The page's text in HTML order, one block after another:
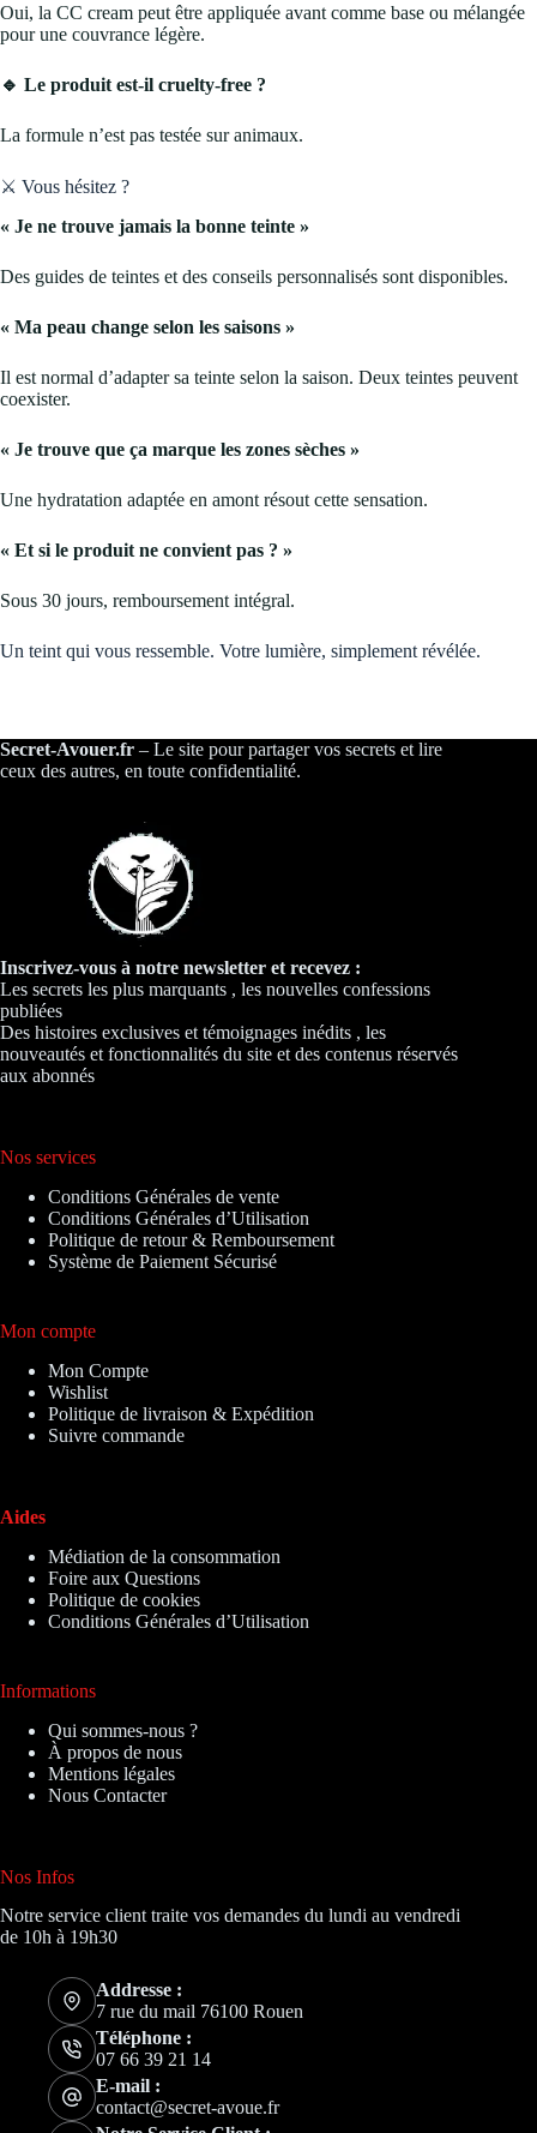
Oui, la CC cream peut être appliquée avant comme base ou mélangée
pour une couvrance légère.
🔹 Le produit est-il cruelty-free ?
La formule n’est pas testée sur animaux.
⚔️ Vous hésitez ?
« Je ne trouve jamais la bonne teinte »
Des guides de teintes et des conseils personnalisés sont disponibles.
« Ma peau change selon les saisons »
Il est normal d’adapter sa teinte selon la saison. Deux teintes peuvent
coexister.
« Je trouve que ça marque les zones sèches »
Une hydratation adaptée en amont résout cette sensation.
« Et si le produit ne convient pas ? »
Sous 30 jours, remboursement intégral.
Un teint qui vous ressemble. Votre lumière, simplement révélée.
Secret-Avouer.fr – Le site pour partager vos secrets et lire
ceux des autres, en toute confidentialité.
Inscrivez-vous à notre newsletter et recevez :
Les secrets les plus marquants , les nouvelles confessions
publiées
Des histoires exclusives et témoignages inédits , les
nouveautés et fonctionnalités du site et des contenus réservés
aux abonnés
Nos services
Conditions Générales de vente
Conditions Générales d’Utilisation
Politique de retour & Remboursement
Système de Paiement Sécurisé
Mon compte
Mon Compte
Wishlist
Politique de livraison & Expédition
Suivre commande
Aides
Médiation de la consommation
Foire aux Questions
Politique de cookies
Conditions Générales d’Utilisation
Informations
Qui sommes-nous ?
À propos de nous
Mentions légales
Nous Contacter
Nos Infos
Notre service client traite vos demandes du lundi au vendredi
de 10h à 19h30
Addresse :
7 rue du mail 76100 Rouen
Téléphone :
07 66 39 21 14
E-mail :
contact@secret-avoue.fr